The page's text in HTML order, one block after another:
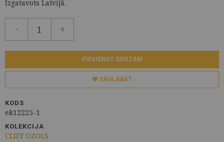
Izgatavots Latvijā.
- +
PIEVIENOT GROZAM
SAGLABĀT
KODS
ek12225-1
KOLEKCIJA
CLIFF OZOLS